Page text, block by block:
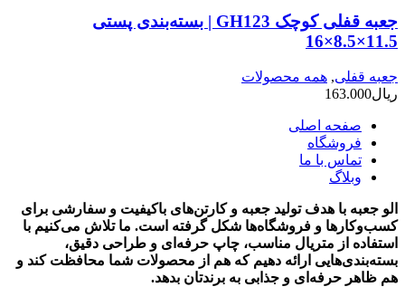
جعبه قفلی کوچک GH123 | بسته‌بندی پستی
11.5×8.5×16
جعبه قفلی, همه محصولات
ریال163.000
صفحه اصلی
فروشگاه
تماس با ما
وبلاگ
الو جعبه با هدف تولید جعبه و کارتن‌های باکیفیت و سفارشی برای
کسب‌وکارها و فروشگاه‌ها شکل گرفته است. ما تلاش می‌کنیم با
استفاده از متریال مناسب، چاپ حرفه‌ای و طراحی دقیق،
بسته‌بندی‌هایی ارائه دهیم که هم از محصولات شما محافظت کند و
هم ظاهر حرفه‌ای و جذابی به برندتان بدهد.